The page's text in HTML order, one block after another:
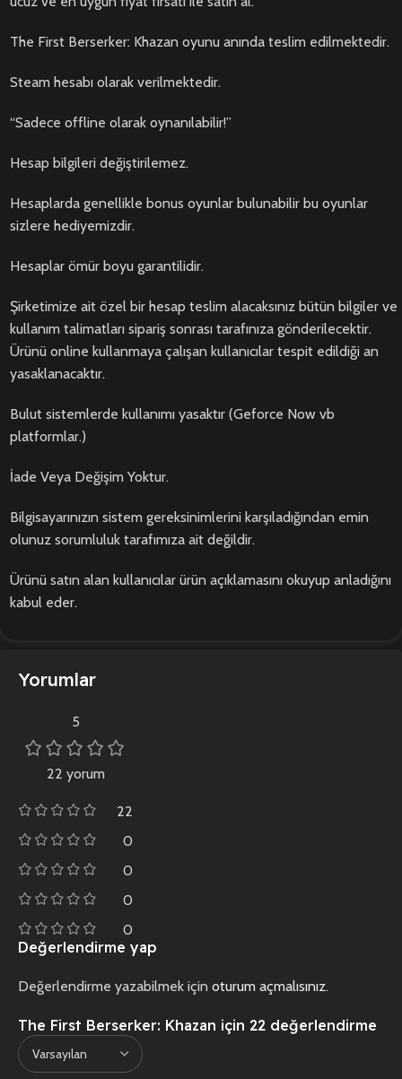
The First Berserker: Khazan oyunu anında teslim edilmektedir.
Steam hesabı olarak verilmektedir.
“Sadece offline olarak oynanılabilir!”
Hesap bilgileri değiştirilemez.
Hesaplarda genellikle bonus oyunlar bulunabilir bu oyunlar
sizlere hediyemizdir.
Hesaplar ömür boyu garantilidir.
Şirketimize ait özel bir hesap teslim alacaksınız bütün bilgiler ve
kullanım talimatları sipariş sonrası tarafınıza gönderilecektir.
Ürünü online kullanmaya çalışan kullanıcılar tespit edildiği an
yasaklanacaktır.
Bulut sistemlerde kullanımı yasaktır (Geforce Now vb
platformlar.)
İade Veya Değişim Yoktur.
Bilgisayarınızın sistem gereksinimlerini karşıladığından emin
olunuz sorumluluk tarafımıza ait değildir.
Ürünü satın alan kullanıcılar ürün açıklamasını okuyup anladığını
kabul eder.
Yorumlar
5
22 yorum
22
0
0
0
0
The First Berserker: Khazan için 22 değerlendirme
Değerlendirme yap
Değerlendirme yazabilmek için oturum açmalısınız.